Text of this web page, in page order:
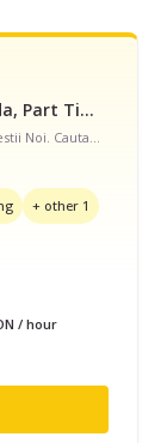
Menajeră, Strada Fabrica de Caramida, Part Time, începând cu 2450 lei/lună
Suntem o familie cu 1 copil, stam in zona Bucurestii Noi. Cautam o persoana care sa ne ajute la curatenie saptamanal, 1-2 zile pe saptamana, in functie de cat isi doreste si in cat timp poate acoperi toate suprafata. Avem o casa de 5 camere + 1 bucatarie + 3 bai (160m2). Ne dorim o curatenie de intretinere (aspirat, spalat podele), sters praful, curatat mobila unde e necesar, igienizare bai, curatat frigider. Ne-ar ajuta daca persoana ar fi disponibila si sa ne spele si calce niste rufe, in masura in care permite timpul. Casa dispune de masina si uscator automate, si, cel putin spalatul hainelor, poate fi un task usor de facut in fundal, pe durata zilei de lucru. Punem la dispozitie orice echipamente necesare pentru curatenie.
+ other 1
/ hour